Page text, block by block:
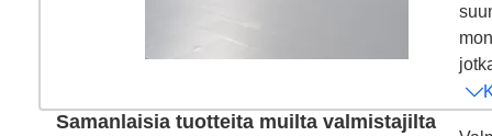
Samanlaisia tuotteita muilta valmistajilta